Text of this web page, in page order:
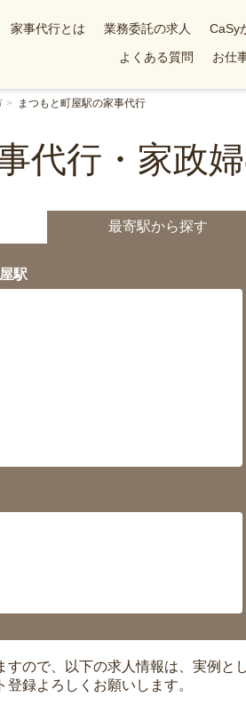
家事代行とは 業務委託の求人
CaSy
よくある質問
お仕
まつもと町屋駅の家事代行
代行・家政
最寄駅から探す
駅
ので、以下の求人情報は、実例と
録よろしくお願いします。